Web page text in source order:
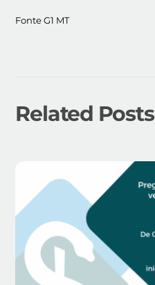
Fonte G1 MT
Related Posts